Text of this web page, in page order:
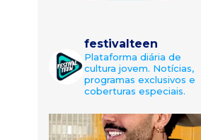
festivalteen
Plataforma diária de
cultura jovem. Notícias,
programas exclusivos e
coberturas especiais.